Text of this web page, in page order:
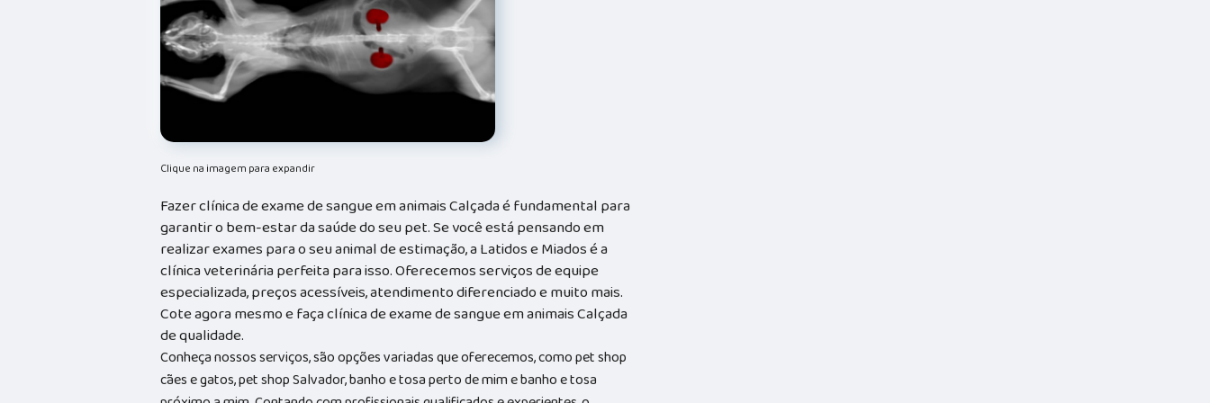
Clique na imagem para expandir
Fazer clínica de exame de sangue em animais Calçada é fundamental para
garantir o bem-estar da saúde do seu pet. Se você está pensando em
realizar exames para o seu animal de estimação, a Latidos e Miados é a
clínica veterinária perfeita para isso. Oferecemos serviços de equipe
especializada, preços acessíveis, atendimento diferenciado e muito mais.
Cote agora mesmo e faça clínica de exame de sangue em animais Calçada
de qualidade.
Conheça nossos serviços, são opções variadas que oferecemos, como pet shop
cães e gatos, pet shop Salvador, banho e tosa perto de mim e banho e tosa